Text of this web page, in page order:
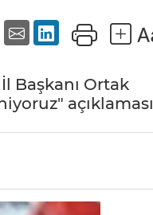
Başkanı Ortak
açıklaması